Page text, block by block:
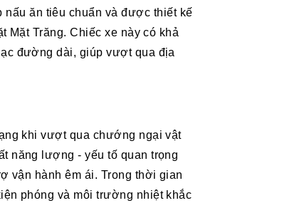
ăn tiêu chuẩn và được thiết kế
Mặt Trăng. Chiếc xe này có khả
đường dài, giúp vượt qua địa
khi vượt qua chướng ngại vật
năng lượng - yếu tố quan trọng
vận hành êm ái. Trong thời gian
phóng và môi trường nhiệt khắc